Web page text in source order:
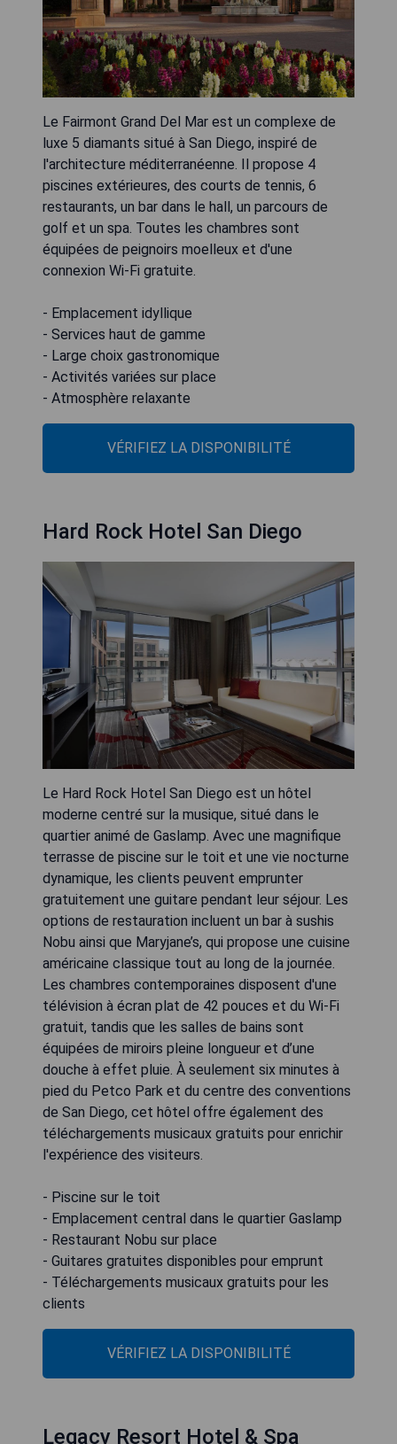
Le Fairmont Grand Del Mar est un complexe de
luxe 5 diamants situé à San Diego, inspiré de
l'architecture méditerranéenne. Il propose 4
piscines extérieures, des courts de tennis, 6
restaurants, un bar dans le hall, un parcours de
golf et un spa. Toutes les chambres sont
équipées de peignoirs moelleux et d'une
connexion Wi-Fi gratuite.
- Emplacement idyllique
- Services haut de gamme
- Large choix gastronomique
- Activités variées sur place
- Atmosphère relaxante
VÉRIFIEZ LA DISPONIBILITÉ
Hard Rock Hotel San Diego
Le Hard Rock Hotel San Diego est un hôtel
moderne centré sur la musique, situé dans le
quartier animé de Gaslamp. Avec une magnifique
terrasse de piscine sur le toit et une vie nocturne
dynamique, les clients peuvent emprunter
gratuitement une guitare pendant leur séjour. Les
options de restauration incluent un bar à sushis
Nobu ainsi que Maryjane’s, qui propose une cuisine
américaine classique tout au long de la journée.
Les chambres contemporaines disposent d'une
télévision à écran plat de 42 pouces et du Wi-Fi
gratuit, tandis que les salles de bains sont
équipées de miroirs pleine longueur et d’une
douche à effet pluie. À seulement six minutes à
pied du Petco Park et du centre des conventions
de San Diego, cet hôtel offre également des
téléchargements musicaux gratuits pour enrichir
l'expérience des visiteurs.
- Piscine sur le toit
- Emplacement central dans le quartier Gaslamp
- Restaurant Nobu sur place
- Guitares gratuites disponibles pour emprunt
- Téléchargements musicaux gratuits pour les
clients
VÉRIFIEZ LA DISPONIBILITÉ
Legacy Resort Hotel & Spa